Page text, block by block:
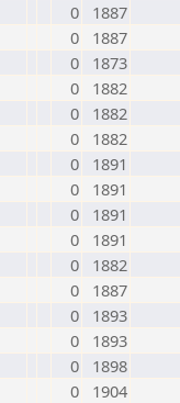
0
1887
0
1887
0
1873
0
1882
0
1882
0
1882
0
1891
0
1891
0
1891
0
1891
0
1882
0
1887
0
1893
0
1893
0
1898
0
1904